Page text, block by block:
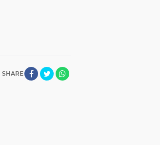
SHARE